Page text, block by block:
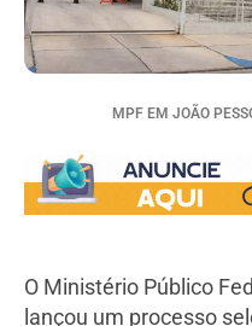
MPF EM JOÃO
O Ministério Público
lançou um processo